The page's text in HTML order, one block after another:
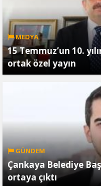
MEDYA
15 Temmuz’un 10.
ortak özel yayın
GÜNDEM
Çankaya Belediye
ortaya çıktı